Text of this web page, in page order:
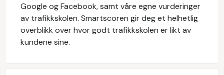
Google og Facebook, samt våre egne vurderinger
av trafikkskolen. Smartscoren gir deg et helhetlig
overblikk over hvor godt trafikkskolen er likt av
kundene sine.